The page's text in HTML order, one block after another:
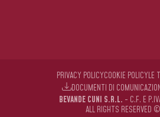
BEVANDE CUNI S.R.L. - C.F. E
ALL RIGHTS RESERVED
PRIVACY POLICYCOOKIE POLICYLE
DOCUMENTI DI